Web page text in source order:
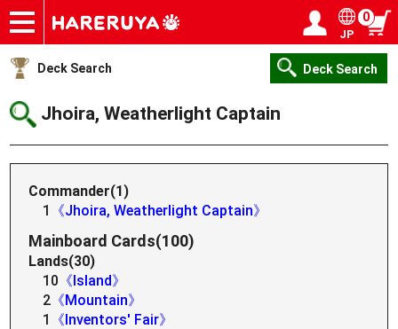
Onlineshop
Articles
Deck Search
Sponsored Players
Shop Info
Event Schedule
Help
Contact
JP
0
Deck Search Deck Search
Jhoira, Weatherlight Captain
Commander(1)
1
《Jhoira, Weatherlight Captain》
Mainboard Cards(100)
Lands(30)
10 《Island》
2 《Mountain》
1
《Inventors' Fair》